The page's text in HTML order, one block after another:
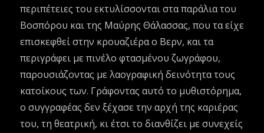
περιπέτειες του εκτυλίσσονται στα παράλια του
Βοσπόρου και της Μαύρης Θάλασσας, που τα είχε
επισκεφθεί στην κρουαζιέρα ο Βερν, και τα
περιγράφει με πινέλο φτασμένου ζωγράφου,
παρουσιάζοντας με λαογραφική δεινότητα τους
κατοίκους των. Γράφοντας αυτό το μυθιστόρημα,
ο συγγραφέας δεν ξέχασε την αρχή της καριέρας
του, τη θεατρική, κι έτσι το διανθίζει με συνεχείς